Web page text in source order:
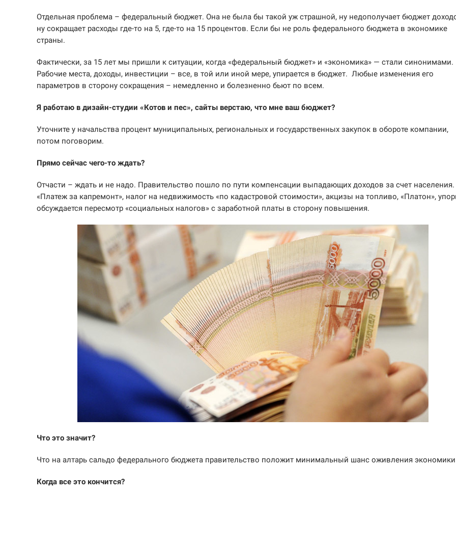
Отдельная проблема – федеральный бюджет. Она не была бы такой уж страшной, ну недополучает бюджет
ну сокращает расходы где-то на 5, где-то на 15 процентов. Если бы не роль федерального бюджета в экономике
страны.
Фактически, за 15 лет мы пришли к ситуации, когда «федеральный бюджет» и «экономика» — стали синонимами.
Рабочие места, доходы, инвестиции – все, в той или иной мере, упирается в бюджет. Любые изменения его
параметров в сторону сокращения – немедленно и болезненно бьют по всем.
Я работаю в дизайн-студии «Котов и пес», сайты верстаю, что мне ваш бюджет?
Уточните у начальства процент муниципальных, региональных и государственных закупок в обороте компании,
потом поговорим.
Прямо сейчас чего-то ждать?
Отчасти – ждать и не надо. Правительство пошло по пути компенсации выпадающих доходов за счет населения.
«Платеж за капремонт», налог на недвижимость «по кадастровой стоимости», акцизы на топливо, «Платон»,
обсуждается пересмотр «социальных налогов» с заработной платы в сторону повышения.
Что это значит?
Что на алтарь сальдо федерального бюджета правительство положит минимальный шанс оживления
Когда все это кончится?